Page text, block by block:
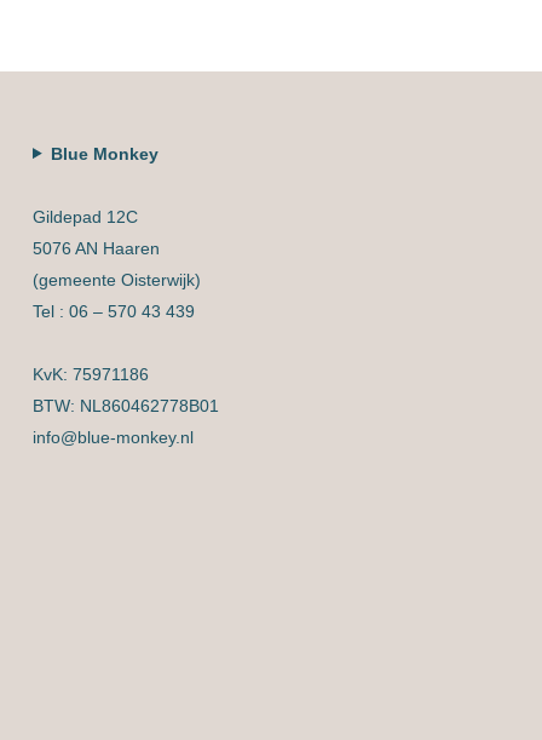
Blue Monkey
Gildepad 12C
5076 AN Haaren
(gemeente Oisterwijk)
Tel : 06 – 570 43 439
KvK: 75971186
BTW: NL860462778B01
info@blue-monkey.nl